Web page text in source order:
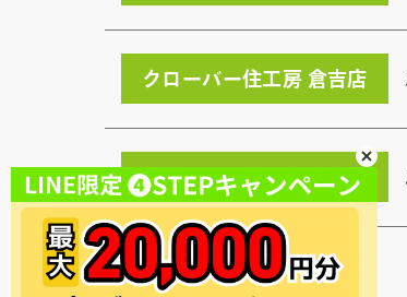
クローバー住工房 倉吉店
クローバー住工房 米子店